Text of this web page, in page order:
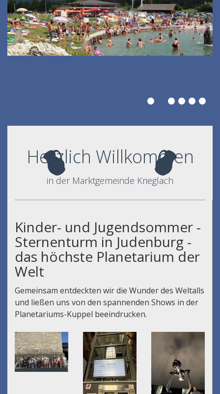
Herzlich Willkommen
in der Marktgemeinde Krieglach
Kinder- und Jugendsommer -
Sternenturm in Judenburg -
das höchste Planetarium der
Welt
Gemeinsam entdeckten wir die Wunder des Weltalls
und ließen uns von den spannenden Shows in der
Planetariums-Kuppel beeindrucken.